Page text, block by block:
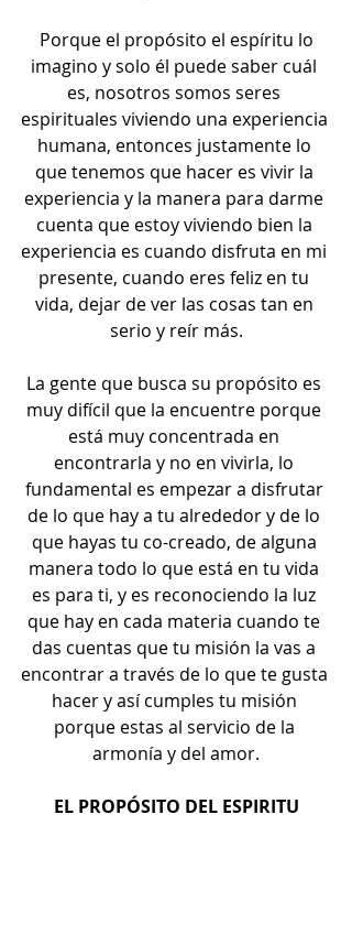
imagino y solo él puede saber cuál
es, nosotros somos seres
espirituales viviendo una experiencia
humana, entonces justamente lo
que tenemos que hacer es vivir la
experiencia y la manera para darme
cuenta que estoy viviendo bien la
experiencia es cuando disfruta en mi
presente, cuando eres feliz en tu
vida, dejar de ver las cosas tan en
serio y reír más.
La gente que busca su propósito es
muy difícil que la encuentre porque
está muy concentrada en
encontrarla y no en vivirla, lo
fundamental es empezar a disfrutar
de lo que hay a tu alrededor y de lo
que hayas tu co-creado, de alguna
manera todo lo que está en tu vida
es para ti, y es reconociendo la luz
que hay en cada materia cuando te
das cuentas que tu misión la vas a
encontrar a través de lo que te gusta
hacer y así cumples tu misión
porque estas al servicio de la
armonía y del amor.
EL PROPÓSITO DEL ESPIRITU